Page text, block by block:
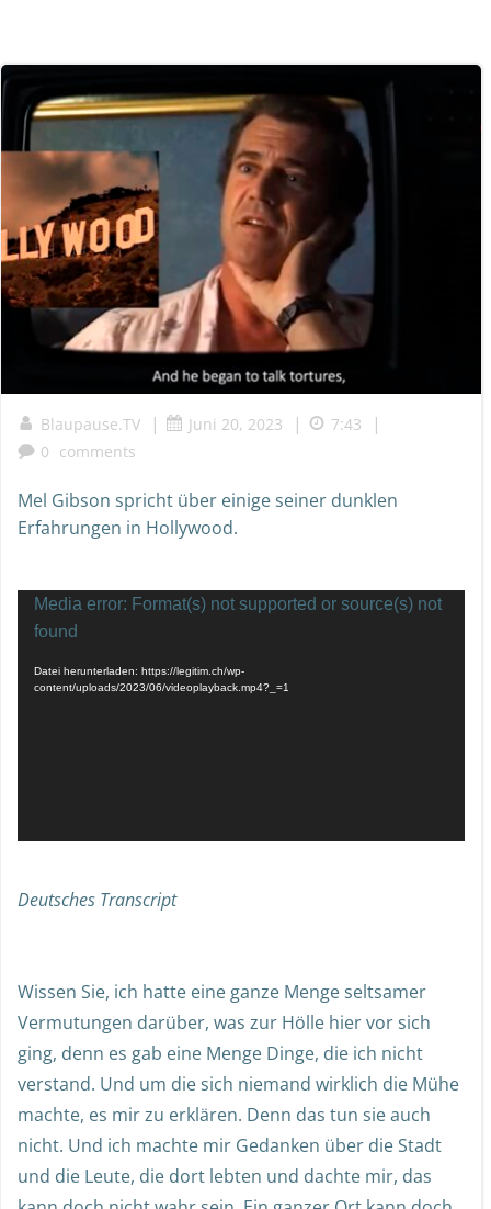
Blaupause.TV | Juni 20, 2023 | 7:43 |
0 comments
Mel Gibson spricht über einige seiner dunklen
Erfahrungen in Hollywood.
Video-
Player
Media error: Format(s) not supported or source(s) not
found
Datei herunterladen: https://legitim.ch/wp-
content/uploads/2023/06/videoplayback.mp4?_=1
Deutsches Transcript
Wissen Sie, ich hatte eine ganze Menge seltsamer
Vermutungen darüber, was zur Hölle hier vor sich
ging, denn es gab eine Menge Dinge, die ich nicht
verstand. Und um die sich niemand wirklich die Mühe
machte, es mir zu erklären. Denn das tun sie auch
nicht. Und ich machte mir Gedanken über die Stadt
und die Leute, die dort lebten und dachte mir, das